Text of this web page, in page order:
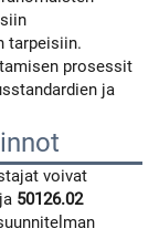
tarpeisiin.
prosessit
ja
voivat
50126.02